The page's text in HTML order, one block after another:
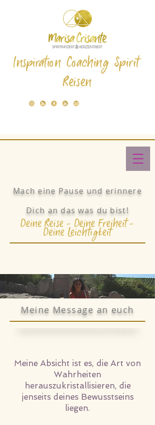
Inspiration Coaching Spirit
Reisen
Mach eine Pause und erinnere
Dich an das was du bist!
Deine Reise - Deine Freiheit -
Deine Leichtigkeit
Meine Message an euch
Meine Absicht ist es, die Art von
Wahrheiten
herauszukristallisieren, die
jenseits deines Bewusstseins
liegen.